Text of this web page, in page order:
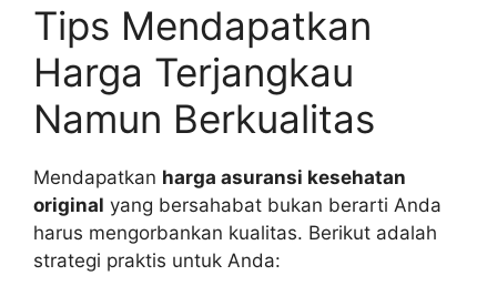
Tips Mendapatkan
Harga Terjangkau
Namun Berkualitas
Mendapatkan harga asuransi kesehatan
original yang bersahabat bukan berarti Anda
harus mengorbankan kualitas. Berikut adalah
strategi praktis untuk Anda: